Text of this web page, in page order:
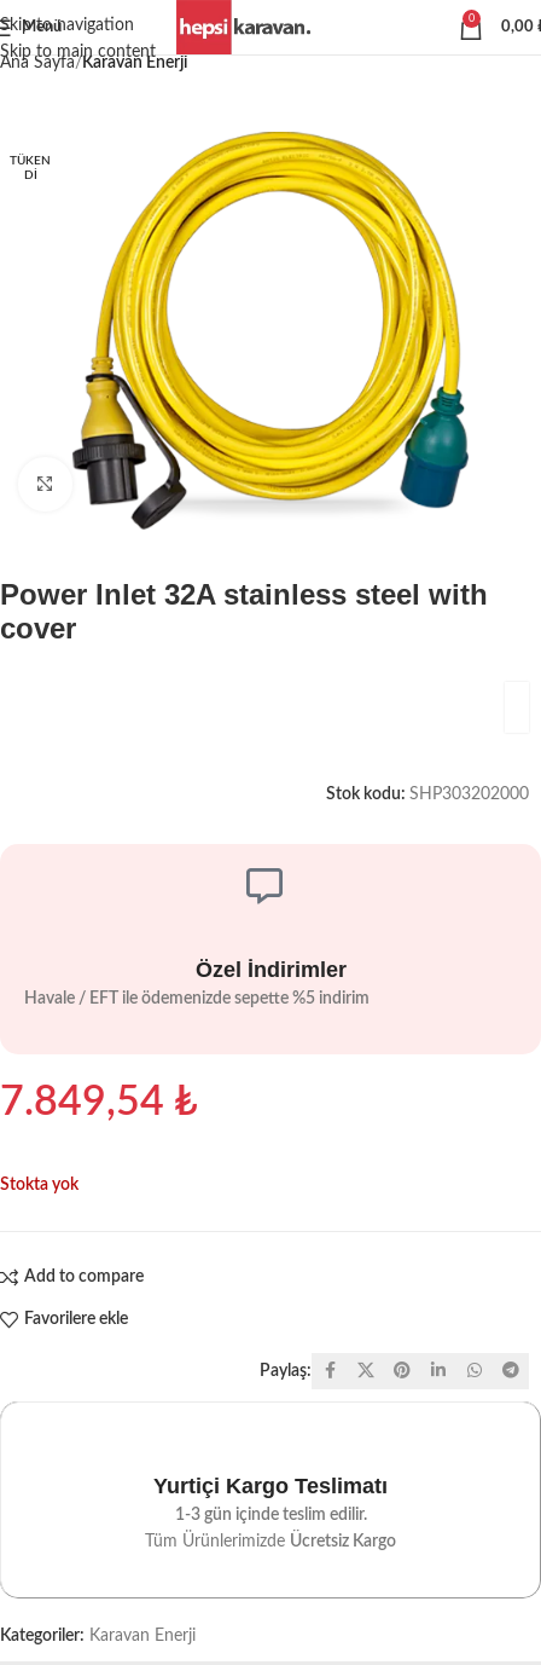
Skip to navigation
Skip to main content
Menü
0
0,00
Ana Sayfa Karavan Enerji
TÜKEN
DI
Büyütmek için tıklayın
Power Inlet 32A stainless steel with
cover
Stok kodu: SHP303202000
Özel İndirimler
Havale / EFT ile ödemenizde sepette %5 indirim
7.849,54 ₺
Stokta yok
Add to compare
Favorilere ekle
Paylaş:
Yurtiçi Kargo Teslimatı
1-3 gün içinde teslim edilir.
Tüm Ürünlerimizde Ücretsiz Kargo
Kategoriler: Karavan Enerji